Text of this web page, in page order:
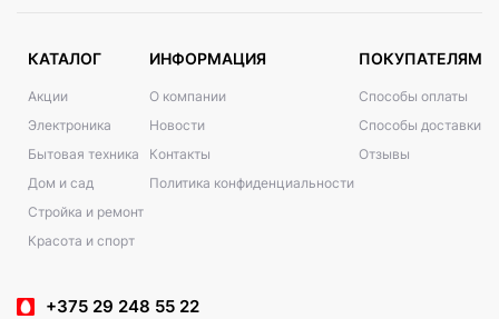
КАТАЛОГ
Акции
Электроника
Бытовая техника
Дом и сад
Стройка и ремонт
Красота и спорт
ИНФОРМАЦИЯ
О компании
Новости
Контакты
Политика конфиденциальности
ПОКУПАТЕЛЯМ
Способы оплаты
Способы доставки
Отзывы
+375 29 248 55 22